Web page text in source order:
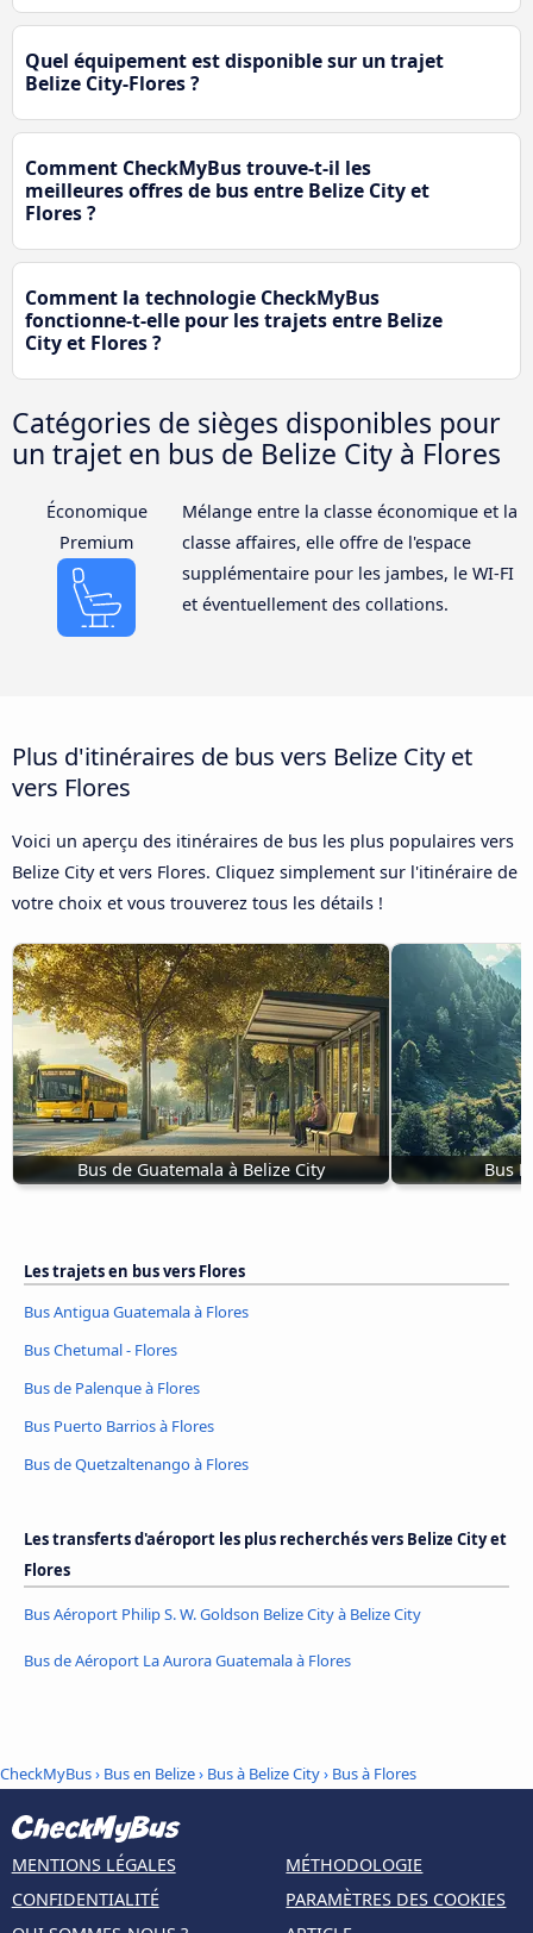
Quel équipement est disponible sur un trajet
Belize City-Flores ?
Comment CheckMyBus trouve-t-il les
meilleures offres de bus entre Belize City et
Flores ?
Comment la technologie CheckMyBus
fonctionne-t-elle pour les trajets entre Belize
City et Flores ?
Catégories de sièges disponibles pour
un trajet en bus de Belize City à Flores
Économique
Premium
Mélange entre la classe économique et la
classe affaires, elle offre de l'espace
supplémentaire pour les jambes, le WI-FI
et éventuellement des collations.
Plus d'itinéraires de bus vers Belize City et
vers Flores
Voici un aperçu des itinéraires de bus les plus populaires vers
Belize City et vers Flores. Cliquez simplement sur l'itinéraire de
votre choix et vous trouverez tous les détails !
Bus de Guatemala à Belize City Bus
Les trajets en bus vers Flores
Bus Antigua Guatemala à Flores
Bus Chetumal - Flores
Bus de Palenque à Flores
Bus Puerto Barrios à Flores
Bus de Quetzaltenango à Flores
Les transferts d'aéroport les plus recherchés vers Belize City et
Flores
Bus Aéroport Philip S. W. Goldson Belize City à Belize City
Bus de Aéroport La Aurora Guatemala à Flores
CheckMyBus› Bus en Belize› Bus à Belize City› Bus à Flores
MENTIONS LÉGALES
CONFIDENTIALITÉ
MÉTHODOLOGIE
PARAMÈTRES DES COOKIES